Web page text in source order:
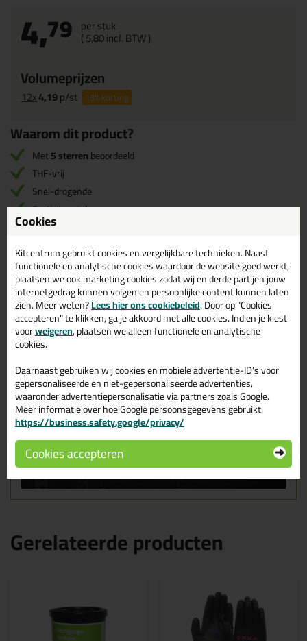
4,79 per stuk
(5,80incl. BTW )
Volumeprijzen
12x4,19p/st 13%korting
Waarom dit product?
Met5 sterrenbeoordeeld
THF-vrij
Snel-drogende
Gratis borstel
Bestendig tegen wel 16 bar druk
EN 1329, 1452, 1453 en 1455 conform
Omschrijving Video Specificaties Reviews (2)
Instructievideo Griffon T-88 PVC-lijm
Gerelateerde producten
Cookies
Kitcentrum gebruikt cookies en vergelijkbare technieken. Naast
functionele en analytische cookies waardoor de website goed werkt,
plaatsen we ook marketing cookies zodat wij en derde partijen jouw
internetgedrag kunnen volgen en persoonlijke content kunnen laten
zien. Meer weten?Lees hier ons cookiebeleid. Door op "Cookies
accepteren" te klikken, ga je akkoord met alle cookies. Indien je kiest
voorweigeren, plaatsen we alleen functionele en analytische
cookies.
Daarnaast gebruiken wij cookies en mobiele advertentie-ID’s voor
gepersonaliseerde en niet-gepersonaliseerde advertenties,
waaronder advertentiepersonalisatie via partners zoals Google.
Meer informatie over hoe Google persoonsgegevens gebruikt:
https://business.safety.google/privacy/
Cookies accepteren